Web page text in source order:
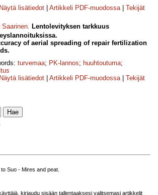
Näytä lisätiedot Artikkeli PDF-muodossa| Tekijät
Saarinen. Lentolevityksen tarkkuus
of aerial spreading of repair fertilization
turvemaa; PK-lannos; huuhtoutuma;
Näytä lisätiedot Artikkeli PDF-muodossa| Tekijät
Suo - Mires and peat.
kirjaudu sisään tallentaaksesi valitsemasi artikkelit